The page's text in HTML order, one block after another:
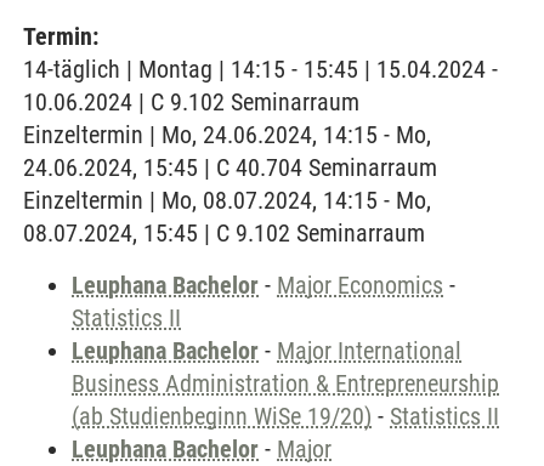
Termin:
14-täglich | Montag | 14:15 - 15:45 | 15.04.2024 -
10.06.2024 | C 9.102 Seminarraum
Einzeltermin | Mo, 24.06.2024, 14:15 - Mo,
24.06.2024, 15:45 | C 40.704 Seminarraum
Einzeltermin | Mo, 08.07.2024, 14:15 - Mo,
08.07.2024, 15:45 | C 9.102 Seminarraum
Leuphana Bachelor - Major Economics -
Statistics II
Leuphana Bachelor - Major International
Business Administration & Entrepreneurship
(ab Studienbeginn WiSe 19/20) - Statistics II
Leuphana Bachelor - Major